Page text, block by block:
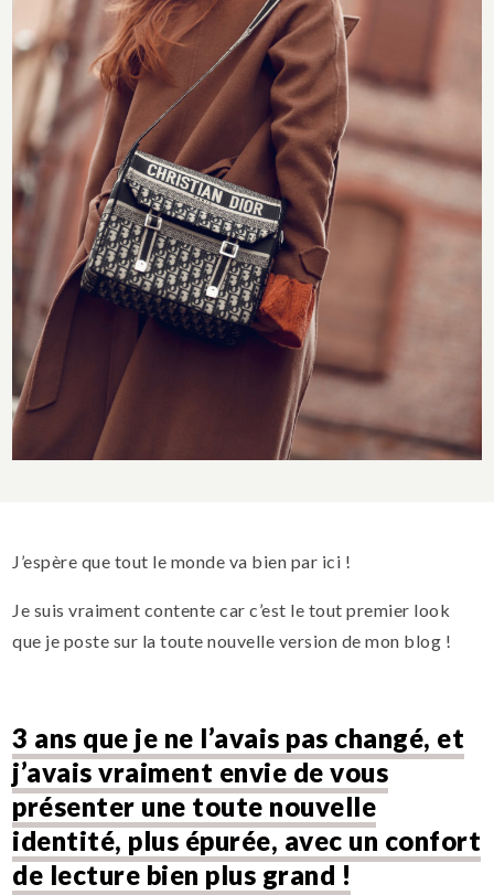
J’espère que tout le monde va bien par ici !
Je suis vraiment contente car c’est le tout premier look
que je poste sur la toute nouvelle version de mon blog !
3 ans que je ne l’avais pas changé, et
j’avais vraiment envie de vous
présenter une toute nouvelle
identité, plus épurée, avec un confort
de lecture bien plus grand !